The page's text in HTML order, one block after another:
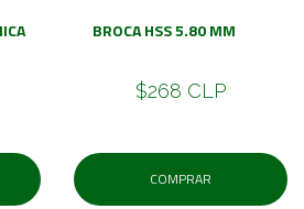
BROCA HSS 5.80 MM
$268 CLP
COMPRAR